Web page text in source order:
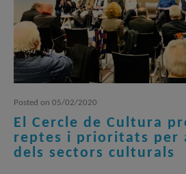
Postedon05/02/2020
El Cercle de Cultura
reptes i prioritats per
dels sectors culturals